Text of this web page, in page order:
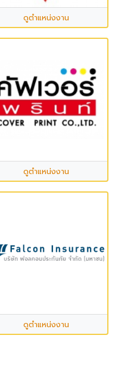
ดูตำแหน่งงาน
ดูตำแหน่งงาน
ดูตำแหน่งงาน